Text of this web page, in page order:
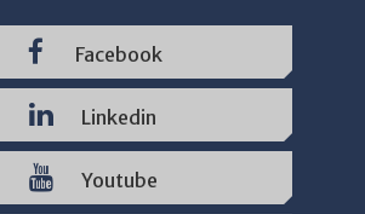
Facebook
Linkedin
Youtube